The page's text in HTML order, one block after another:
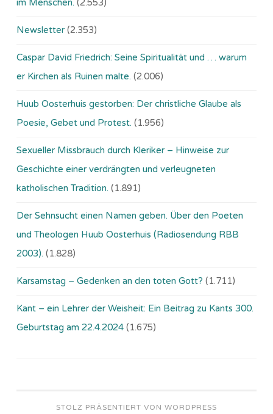
im Menschen. (2.553)
Newsletter (2.353)
Caspar David Friedrich: Seine Spiritualität und … warum
er Kirchen als Ruinen malte. (2.006)
Huub Oosterhuis gestorben: Der christliche Glaube als
Poesie, Gebet und Protest. (1.956)
Sexueller Missbrauch durch Kleriker – Hinweise zur
Geschichte einer verdrängten und verleugneten
katholischen Tradition. (1.891)
Der Sehnsucht einen Namen geben. Über den Poeten
und Theologen Huub Oosterhuis (Ra­dio­sen­dung RBB
2003). (1.828)
Karsamstag – Gedenken an den toten Gott? (1.711)
Kant – ein Lehrer der Weisheit: Ein Beitrag zu Kants 300.
Geburtstag am 22.4.2024 (1.675)
STOLZ PRÄSENTIERT VON WORDPRESS